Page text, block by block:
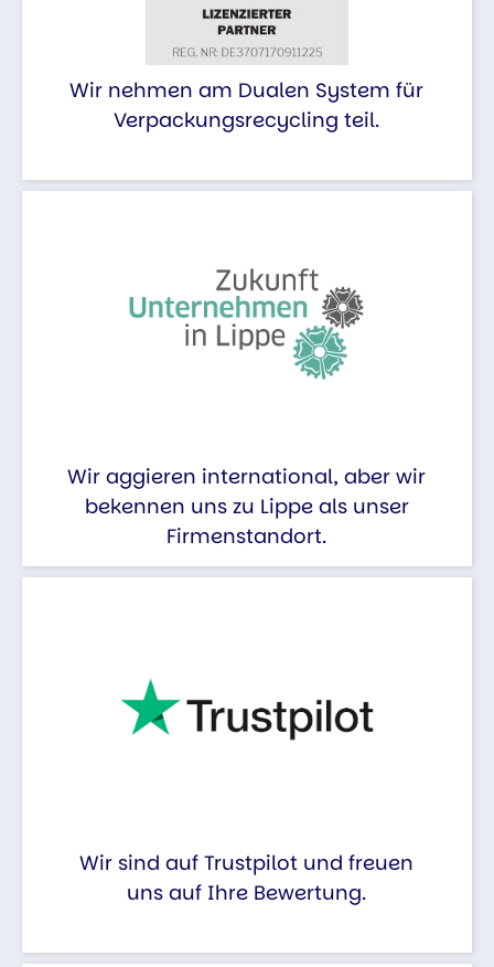
Wir nehmen am Dualen System für
Verpackungsrecycling teil.
Wir aggieren international, aber wir
bekennen uns zu Lippe als unser
Firmenstandort.
Wir sind auf Trustpilot und freuen
uns auf Ihre Bewertung.